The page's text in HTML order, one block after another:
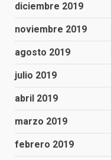
diciembre 2019
noviembre 2019
agosto 2019
julio 2019
abril 2019
marzo 2019
febrero 2019